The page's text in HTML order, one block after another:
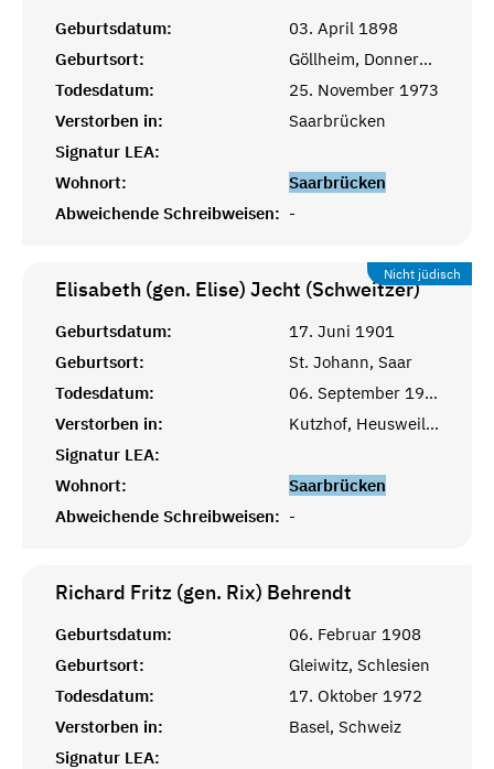
Geburtsdatum:
03. April 1898
Geburtsort:
Göllheim, Donnersberg, Pfalz
Todesdatum:
25. November 1973
Verstorben in:
Saarbrücken
Signatur LEA:
Wohnort:
Saarbrücken
Abweichende Schreibweisen: -
Nicht jüdisch
Elisabeth (gen. Elise) Jecht (Schweitzer)
Geburtsdatum:
17. Juni 1901
Geburtsort:
St. Johann, Saar
Todesdatum:
06. September 1966
Verstorben in:
Kutzhof, Heusweiler, Saar
Signatur LEA:
Wohnort:
Saarbrücken
Abweichende Schreibweisen: -
Richard Fritz (gen. Rix) Behrendt
Geburtsdatum:
06. Februar 1908
Geburtsort:
Gleiwitz, Schlesien
Todesdatum:
17. Oktober 1972
Verstorben in:
Basel, Schweiz
Signatur LEA: